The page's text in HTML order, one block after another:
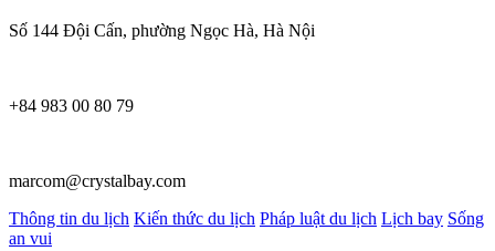
Số 144 Đội Cấn, phường Ngọc Hà, Hà Nội
+84 983 00 80 79
marcom@crystalbay.com
Thông tin du lịch Kiến thức du lịch Pháp luật du lịch Lịch bay Sống
an vui